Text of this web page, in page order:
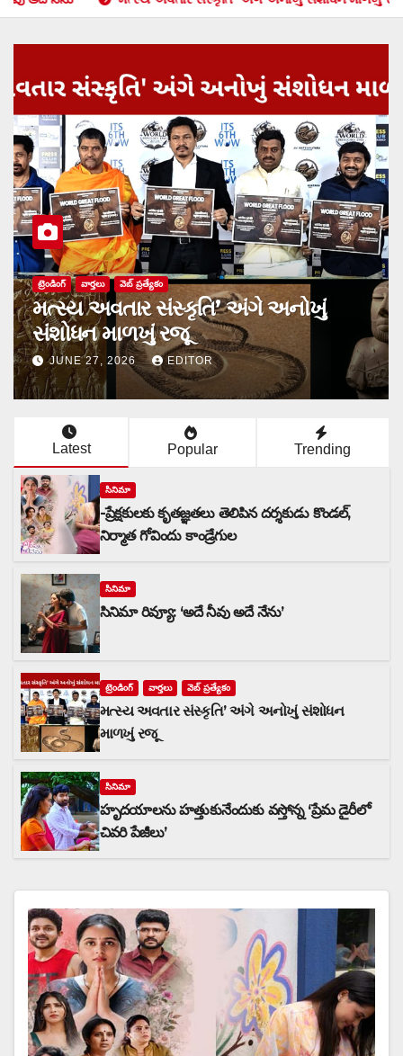
సినిమా
హృదయాలను హత్తుకునేందుకు వస్తోన్న
‘ప్రేమ డైరీలో చివరి పేజీలు’
JUNE 11, 2026 EDITOR
Latest Popular Trending
సినిమా
-ప్రేక్షకులకు కృతజ్ఞతలు తెలిపిన దర్శకుడు కొండల్,
నిర్మాత గోవిందు కాండ్రేగుల
సినిమా
సినిమా రివ్యూ: ‘అదే నీవు అదే నేను’
ట్రెండింగ్ వార్త‌లు వెబ్ ప్రత్యేకం
મત્સ્ય અવતાર સંસ્કૃતિ’ અંગે અનોખું સંશોધન
માળખું રજૂ
సినిమా
హృదయాలను హత్తుకునేందుకు వస్తోన్న ‘ప్రేమ డైరీలో
చివరి పేజీలు’